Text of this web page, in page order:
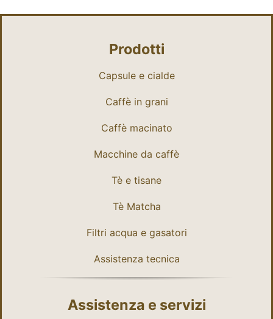
Prodotti
Capsule e cialde
Caffè in grani
Caffè macinato
Macchine da caffè
Tè e tisane
Tè Matcha
Filtri acqua e gasatori
Assistenza tecnica
Assistenza e servizi